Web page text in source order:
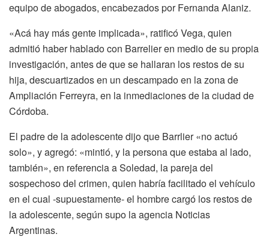
equipo de abogados, encabezados por Fernanda Alaniz.
«Acá hay más gente implicada», ratificó Vega, quien
admitió haber hablado con Barrelier en medio de su propia
investigación, antes de que se hallaran los restos de su
hija, descuartizados en un descampado en la zona de
Ampliación Ferreyra, en la inmediaciones de la ciudad de
Córdoba.
El padre de la adolescente dijo que Barrlier «no actuó
solo», y agregó: «mintió, y la persona que estaba al lado,
también», en referencia a Soledad, la pareja del
sospechoso del crimen, quien habría facilitado el vehículo
en el cual -supuestamente- el hombre cargó los restos de
la adolescente, según supo la agencia Noticias
Argentinas.